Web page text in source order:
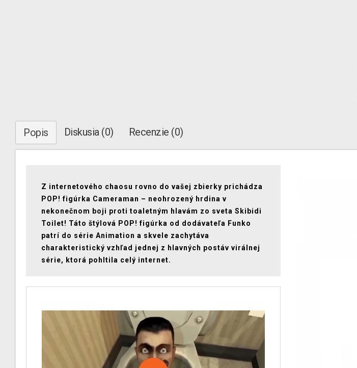
Popis Diskusia (0) Recenzie (0)
Z internetového chaosu rovno do vašej zbierky prichádza
POP! figúrka Cameraman – neohrozený hrdina v
nekonečnom boji proti toaletným hlavám zo sveta Skibidi
Toilet! Táto štýlová POP! figúrka od dodávateľa Funko
patrí do série Animation a skvele zachytáva
charakteristický vzhľad jednej z hlavných postáv virálnej
série, ktorá pohltila celý internet.